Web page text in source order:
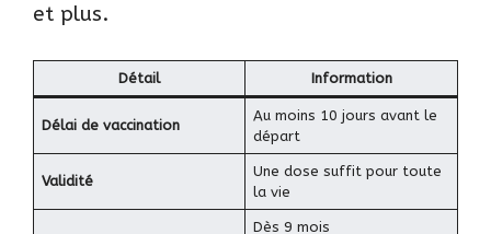
et plus.
Détail Information
Délai de vaccination
Au moins 10 jours avant le
départ
Validité
Une dose suffit pour toute
la vie
Dès 9 mois